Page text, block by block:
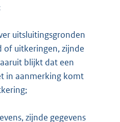
uitsluitingsgronden
of uitkeringen, zijnde
blijkt dat een
in aanmerking komt
zijnde gegevens